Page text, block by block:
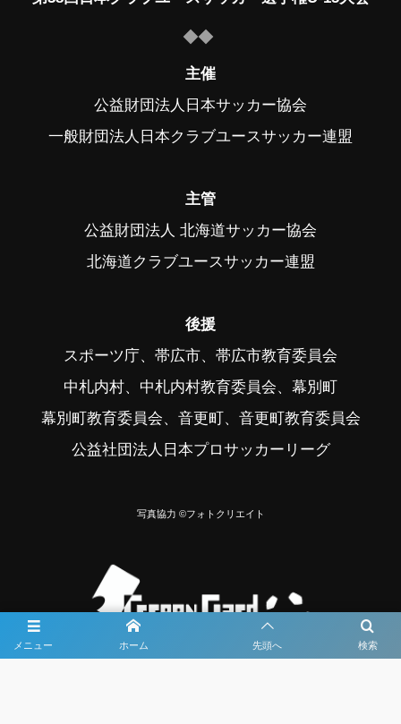
メニュー 検索
ホーム 先頭へ
主催
公益財団法人日本サッカー協会
一般財団法人日本クラブユースサッカー連盟
主管
公益財団法人 北海道サッカー協会
北海道クラブユースサッカー連盟
後援
スポーツ庁、帯広市、帯広市教育委員会
中札内村、中札内村教育委員会、幕別町
幕別町教育委員会、音更町、音更町教育委員会
公益社団法人日本プロサッカーリーグ
写真協力 ©フォトクリエイト